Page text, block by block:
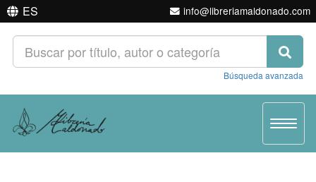
ES info@libreriamaldonado.com
Búsqueda avanzada